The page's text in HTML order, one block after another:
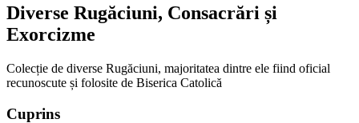
Diverse Rugăciuni, Consacrări și
Exorcizme
Colecție de diverse Rugăciuni, majoritatea dintre ele fiind oficial
recunoscute și folosite de Biserica Catolică
Cuprins